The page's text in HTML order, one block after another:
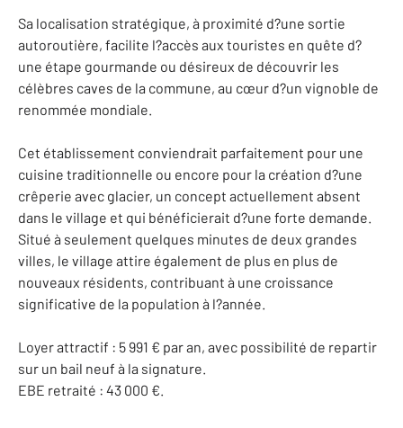
Sa localisation stratégique, à proximité d?une sortie
autoroutière, facilite l?accès aux touristes en quête d?
une étape gourmande ou désireux de découvrir les
célèbres caves de la commune, au cœur d?un vignoble de
renommée mondiale.
Cet établissement conviendrait parfaitement pour une
cuisine traditionnelle ou encore pour la création d?une
crêperie avec glacier, un concept actuellement absent
dans le village et qui bénéficierait d?une forte demande.
Situé à seulement quelques minutes de deux grandes
villes, le village attire également de plus en plus de
nouveaux résidents, contribuant à une croissance
significative de la population à l?année.
Loyer attractif : 5 991 € par an, avec possibilité de repartir
sur un bail neuf à la signature.
EBE retraité : 43 000 €.